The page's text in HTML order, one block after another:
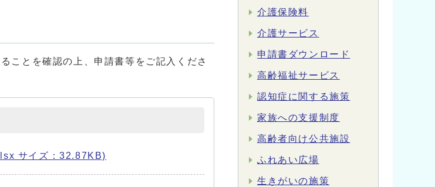
ことを確認の上、申請書等をご記入くださ
サイズ：32.87KB)
介護保険料
介護サービス
申請書ダウンロード
高齢福祉サービス
認知症に関する施策
家族への支援制度
高齢者向け公共施設
ふれあい広場
生きがいの施策